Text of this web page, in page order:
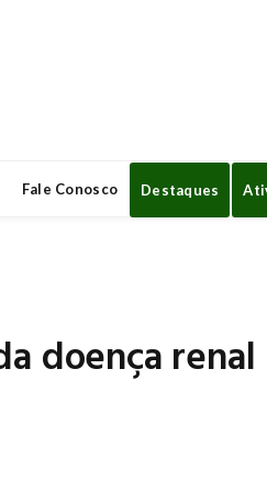
Fale Conosco Destaques
doença renal